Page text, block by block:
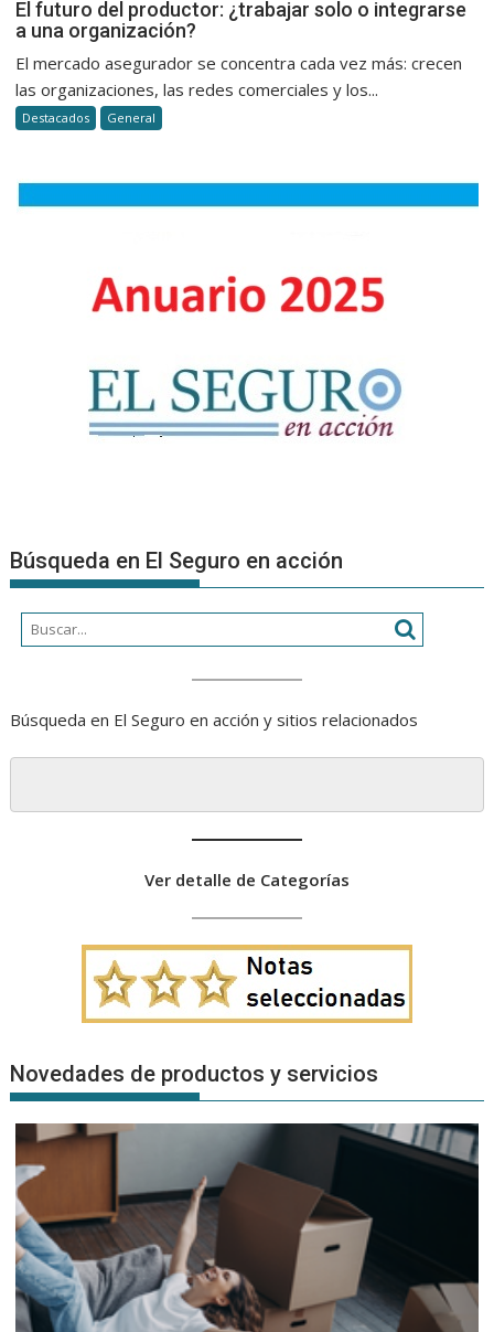
El
El futuro del productor: ¿trabajar solo o integrarse
a una organización?
El mercado asegurador se concentra cada vez más: crecen
las organizaciones, las redes comerciales y los...
Destacados General
Búsqueda en El Seguro en acción
Búsqueda en El Seguro en acción y sitios relacionados
Ver detalle de Categorías
Novedades de productos y servicios